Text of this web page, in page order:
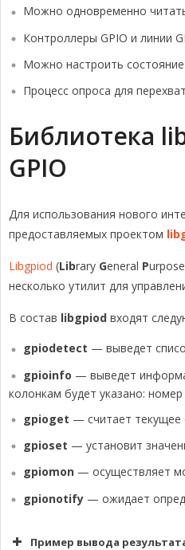
Можно одновременно
Контроллеры GPIO и линии
Можно настроить
Процесс опроса для
Библиотека
GPIO
Для использования нового
предоставляемых проектом
Libgpiod (Library General Purpose
несколько утилит для
В состав libgpiod входят
gpiodetect — выведет
gpioinfo — выведет
колонкам будет указано:
gpioget — считает текущее
gpioset — установит
gpiomon — осуществляет
gpionotify — ожидает
Пример вывода